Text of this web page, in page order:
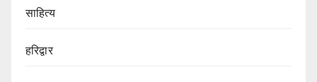
साहित्य
हरिद्वार